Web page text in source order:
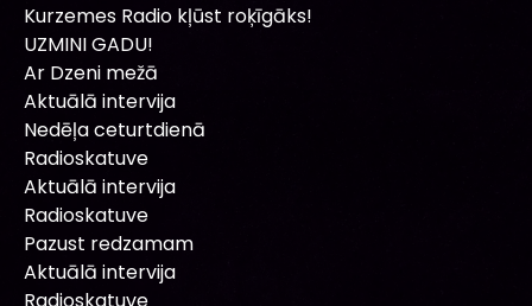
Kurzemes Radio kļūst roķīgāks!
UZMINI GADU!
Ar Dzeni mežā
Aktuālā intervija
Nedēļa ceturtdienā
Radioskatuve
Aktuālā intervija
Radioskatuve
Pazust redzamam
Aktuālā intervija
Radioskatuve